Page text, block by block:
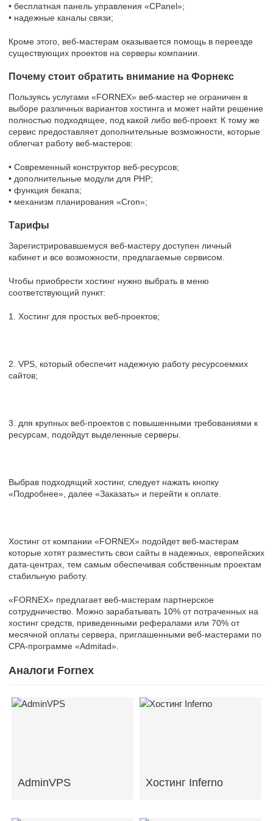
• бесплатная панель управления «CPanel»;
• надежные каналы связи;
Кроме этого, веб-мастерам оказывается помощь в переезде
существующих проектов на серверы компании.
Почему стоит обратить внимание на Форнекс
Пользуясь услугами «FORNEX» веб-мастер не ограничен в
выборе различных вариантов хостинга и может найти решение
полностью подходящее, под какой либо веб-проект. К тому же
сервис предоставляет дополнительные возможности, которые
облегчат работу веб-мастеров:
• Современный конструктор веб-ресурсов;
• дополнительные модули для PHP;
• функция бекапа;
• механизм планирования «Cron»;
Тарифы
Зарегистрировавшемуся веб-мастеру доступен личный
кабинет и все возможности, предлагаемые сервисом.
Чтобы приобрести хостинг нужно выбрать в меню
соответствующий пункт:
1. Хостинг для простых веб-проектов;
2. VPS, который обеспечит надежную работу ресурсоемких
сайтов;
3. для крупных веб-проектов с повышенными требованиями к
ресурсам, подойдут выделенные серверы.
Выбрав подходящий хостинг, следует нажать кнопку
«Подробнее», далее «Заказать» и перейти к оплате.
Хостинг от компании «FORNEX» подойдет веб-мастерам
которые хотят разместить свои сайты в надежных, европейских
дата-центрах, тем самым обеспечивая собственным проектам
стабильную работу.
«FORNEX» предлагает веб-мастерам партнерское
сотрудничество. Можно зарабатывать 10% от потраченных на
хостинг средств, приведенными рефералами или 70% от
месячной оплаты сервера, приглашенными веб-мастерами по
CPA-программе «Admitad».
Аналоги Fornex
AdminVPS Хостинг Inferno